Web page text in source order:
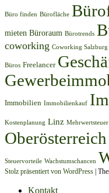
Büro finden Bürofläche
mieten Büroraum Bürotrends
coworking Coworking Salzburg
Büros Freelancer
Immobilien Immobilienkauf
Kostenplanung Linz Mehrwertsteuer
Oberösterreich
Steuervorteile Wachstumschancen
Stolz präsentiert von WordPress
Kontakt